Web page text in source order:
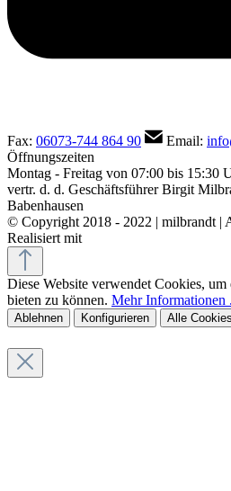
Fax: 06073-744 864 90 Email:
Öffnungszeiten
Montag - Freitag von 07:00 bis 15:30
vertr. d. d. Geschäftsführer Birgit
Babenhausen
© Copyright 2018 - 2022 | milbrandt |
Realisiert mit
Diese Website verwendet Cookies,
bieten zu können. Mehr Informationen
Ablehnen Konfigurieren Alle